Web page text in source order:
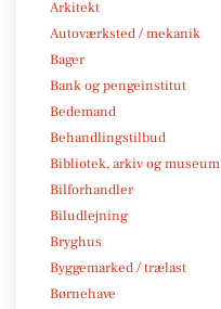
Arkitekt
Autoværksted / mekanik
Bager
Bank og pengeinstitut
Bedemand
Behandlingstilbud
Bibliotek, arkiv og museum
Bilforhandler
Biludlejning
Bryghus
Byggemarked / trælast
Børnehave